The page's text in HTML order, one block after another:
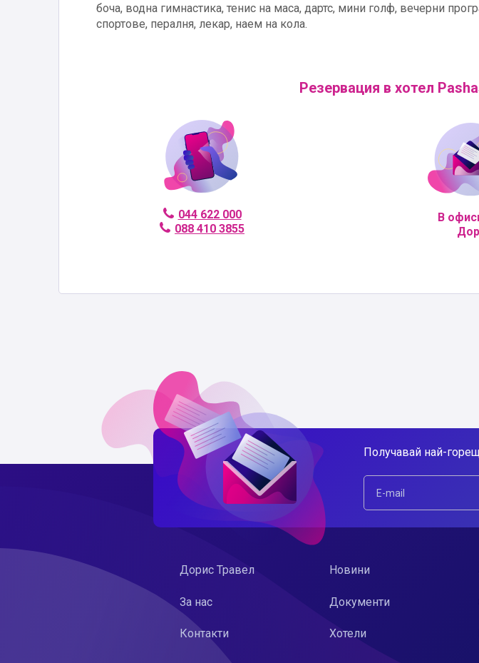
боча, водна гимнастика, тенис на маса, дартс, мини голф, вечерни
спортове, пералня, лекар, наем на кола.
Резервация в хотел
044 622 000
088 410 3855
В
Получавай най-
Дорис Травел
За нас
Контакти
Новини
Документи
Хотели